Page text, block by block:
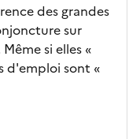
des grandes
sur
si elles «
d'emploi sont «